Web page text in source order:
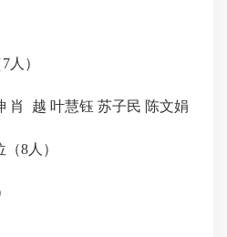
人）
越 叶慧钰 苏子民 陈文娟
8人）